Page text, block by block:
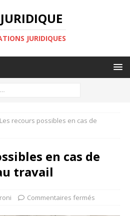
JURIDIQUES
Les recours possibles en cas de
en cas de
travail
Commentaires fermés